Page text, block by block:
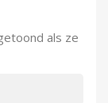
als ze